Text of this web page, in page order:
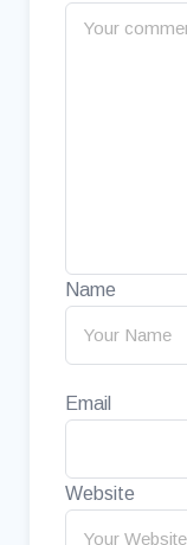
Name
Email
Website